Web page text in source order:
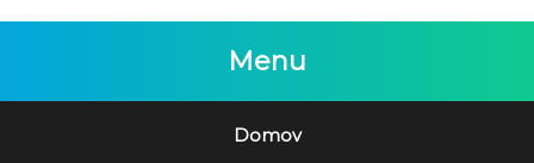
Menu
Domov